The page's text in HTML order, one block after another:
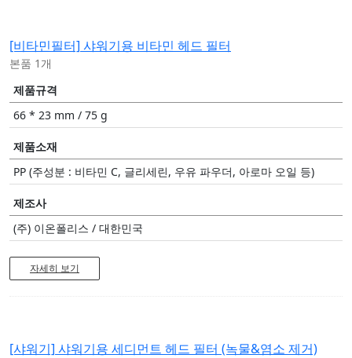
[비타민필터] 샤워기용 비타민 헤드 필터
본품 1개
제품규격
66 * 23 mm / 75 g
제품소재
PP (주성분 : 비타민 C, 글리세린, 우유 파우더, 아로마 오일 등)
제조사
(주) 이온폴리스 / 대한민국
자세히 보기
[샤워기] 샤워기용 세디먼트 헤드 필터 (녹물&염소 제거)